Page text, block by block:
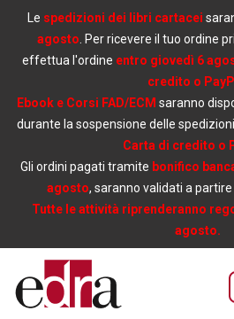
Le spedizioni dei libri cartacei
agosto . Per ricevere il tuo ordine
effettua l'ordine entro giovedì 6
credito o
Ebook e Corsi FAD/ECM saranno
durante la sospensione delle
Carta di credito o
Gli ordini pagati tramite bonifico
agosto, saranno validati a
Tutte le attività riprenderanno
agosto.